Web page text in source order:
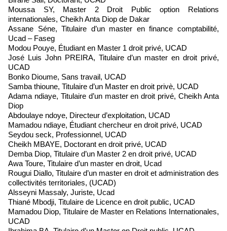
Moussa SY, Master 2 Droit Public option Relations
internationales, Cheikh Anta Diop de Dakar
Assane Séne, Titulaire d’un master en finance comptabilité,
Ucad – Faseg
Modou Pouye, Étudiant en Master 1 droit privé, UCAD
José Luis John PREIRA, Titulaire d’un master en droit privé,
UCAD
Bonko Dioume, Sans travail, UCAD
Samba thioune, Titulaire d’un Master en droit privè, UCAD
Adama ndiaye, Titulaire d’un master en droit privé, Cheikh Anta
Diop
Abdoulaye ndoye, Directeur d’exploitation, UCAD
Mamadou ndiaye, Étudiant chercheur en droit privé, UCAD
Seydou seck, Professionnel, UCAD
Cheikh MBAYE, Doctorant en droit privé, UCAD
Demba Diop, Titulaire d’un Master 2 en droit privé, UCAD
Awa Toure, Titulaire d’un master en droit, Ucad
Rougui Diallo, Titulaire d’un master en droit et administration des
collectivités territoriales, (UCAD)
Alsseyni Massaly, Juriste, Ucad
Thiané Mbodji, Titulaire de Licence en droit public, UCAD
Mamadou Diop, Titulaire de Master en Relations Internationales,
UCAD